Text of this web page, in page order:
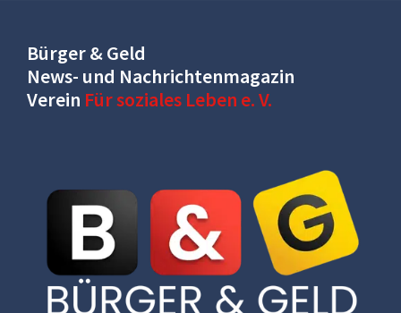
Bürger & Geld
News- und Nachrichtenmagazin
Verein Für soziales Leben e. V.